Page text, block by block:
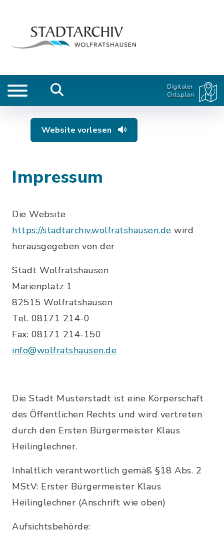
Digitaler
Ortsplan
Website vorlesen
Impressum
Die Website
https://stadtarchiv.wolfratshausen.de wird
herausgegeben von der
Stadt Wolfratshausen
Marienplatz 1
82515 Wolfratshausen
Tel. 08171 214-0
Fax: 08171 214-150
info@wolfratshausen.de
Die Stadt Musterstadt ist eine Körperschaft
des Öffentlichen Rechts und wird vertreten
durch den Ersten Bürgermeister Klaus
Heilinglechner.
Inhaltlich verantwortlich gemäß §18 Abs. 2
MStV: Erster Bürgermeister Klaus
Heilinglechner (Anschrift wie oben)
Aufsichtsbehörde: